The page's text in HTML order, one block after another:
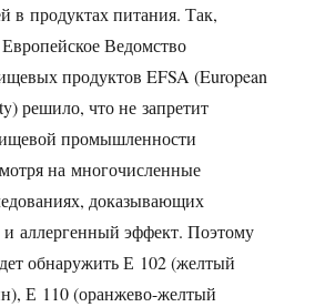
в продуктах питания. Так,
Ведомство
продуктов EFSA (European
решило, что не запретит
промышленности
на многочисленные
доказывающих
аллергенный эффект. Поэтому
обнаружить Е 102 (желтый
Е 110 (оранжево-желтый